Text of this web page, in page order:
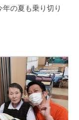
の夏も乗り切り